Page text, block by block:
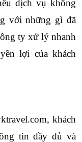
dịch vụ không
với những gì đã
ty xử lý nhanh
lợi của khách
khách
tin đầy đủ và